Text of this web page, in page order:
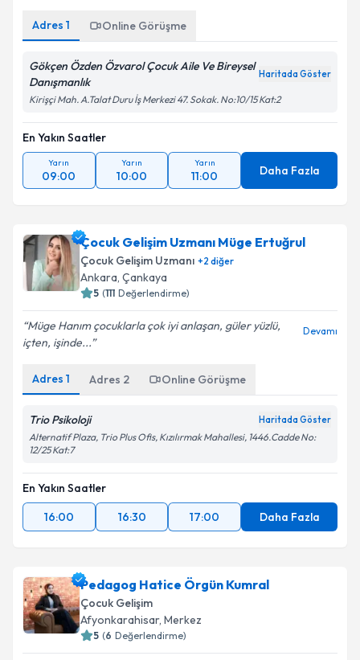
kapsamda işlenmesini kabul ediyorum.
Takvim Talebini Gönder
Adres 1 Online Görüşme
Gökçen Özden Özvarol Çocuk Aile Ve Bireysel
Danışmanlık
Haritada Göster
Kirişçi Mah. A.Talat Duru İş Merkezi 47. Sokak. No:10/15 Kat:2
En Yakın Saatler
Yarın
09:00
Yarın
10:00
Yarın
11:00 Daha Fazla
Çocuk Gelişim Uzmanı Müge Ertuğrul
Çocuk Gelişim Uzmanı +2 diğer
Ankara, Çankaya
5 (111 Değerlendirme)
Müge Hanım çocuklarla çok iyi anlaşan, güler yüzlü,
içten, işinde...
Devamı
Adres 1 Adres 2 Online Görüşme
Trio Psikoloji Haritada Göster
Alternatif Plaza, Trio Plus Ofis, Kızılırmak Mahallesi, 1446.Cadde No:
12/25 Kat:7
En Yakın Saatler
16:00
16:30 17:00 Daha Fazla
Pedagog Hatice Örgün Kumral
Çocuk Gelişim
Afyonkarahisar, Merkez
5 (6 Değerlendirme)